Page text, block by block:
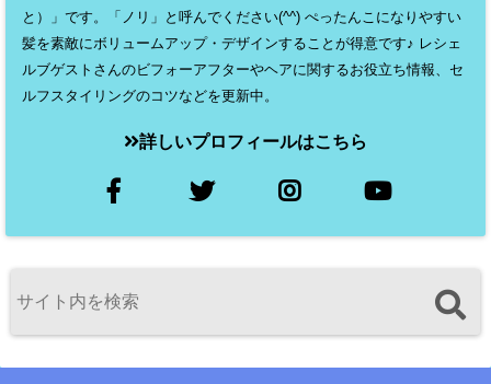
と）」です。「ノリ」と呼んでください(^^) ぺったんこになりやすい
髪を素敵にボリュームアップ・デザインすることが得意です♪ レシェ
ルブゲストさんのビフォーアフターやヘアに関するお役立ち情報、セ
ルフスタイリングのコツなどを更新中。
詳しいプロフィールはこちら